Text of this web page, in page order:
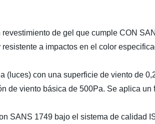
de gel que cumple CON
a impactos en el color
(luces) con una superficie de viento de
de viento básica de 500Pa. Se aplica
SANS 1749 bajo el sistema de calidad